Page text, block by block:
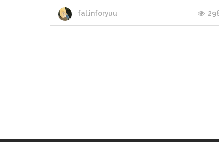
กำลังทำอยู่ "เงียบๆเถอะพี่จูฮอน" คนตัวเล็กที่นั่ง
ระหว่างขาแข็งแกร่งทำปากยู...
fallinforyuu